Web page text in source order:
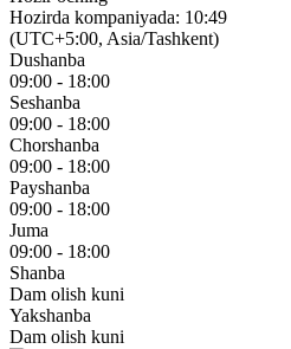
Hozirda kompaniyada: 10:49
(UTC+5:00, Asia/Tashkent)
Dushanba
09:00 - 18:00
Seshanba
09:00 - 18:00
Chorshanba
09:00 - 18:00
Payshanba
09:00 - 18:00
Juma
09:00 - 18:00
Shanba
Dam olish kuni
Yakshanba
Dam olish kuni